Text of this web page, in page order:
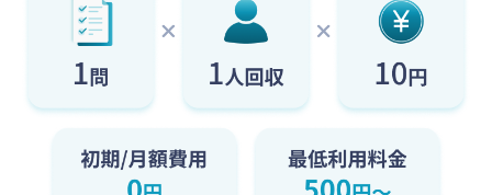
機能
ンインタ
集計ツー
商品・ブ
ランド理
解
広告・デ
検証
お役立ち
ブログ